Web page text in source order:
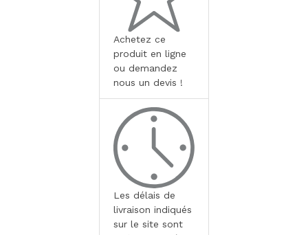
Achetez ce
produit en ligne
ou demandez
nous un devis !
Les délais de
livraison indiqués
sur le site sont